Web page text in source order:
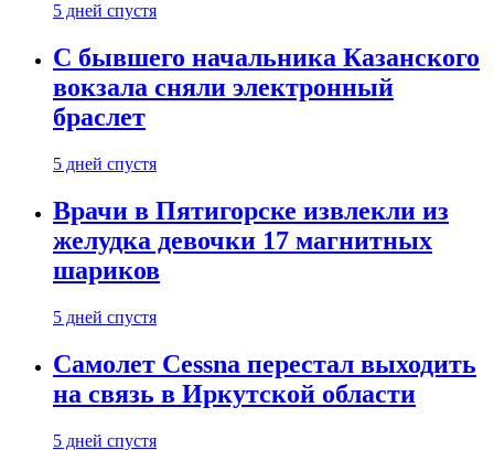
5 дней спустя
С бывшего начальника Казанского
вокзала сняли электронный
браслет
5 дней спустя
Врачи в Пятигорске извлекли из
желудка девочки 17 магнитных
шариков
5 дней спустя
Самолет Cessna перестал выходить
на связь в Иркутской области
5 дней спустя